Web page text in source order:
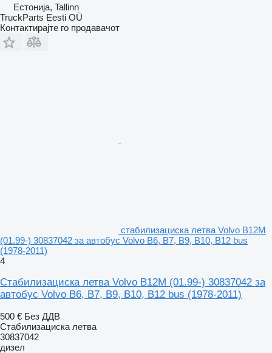
Естонија, Tallinn
TruckParts Eesti OÜ
Контактирајте го продавачот
стабилизациска летва Volvo B12M
(01.99-) 30837042 за автобус Volvo B6, B7, B9, B10, B12 bus
(1978-2011)
4
Стабилизациска летва Volvo B12M (01.99-) 30837042 за
автобус Volvo B6, B7, B9, B10, B12 bus (1978-2011)
500 € Без ДДВ
Стабилизациска летва
30837042
дизел